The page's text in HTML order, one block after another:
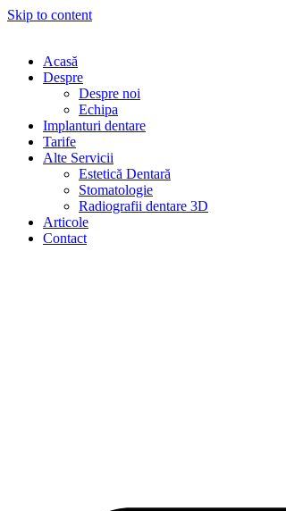
Skip to content
Acasă
Despre
Despre noi
Echipa
Implanturi dentare
Tarife
Alte Servicii
Estetică Dentară
Stomatologie
Radiografii dentare 3D
Articole
Contact